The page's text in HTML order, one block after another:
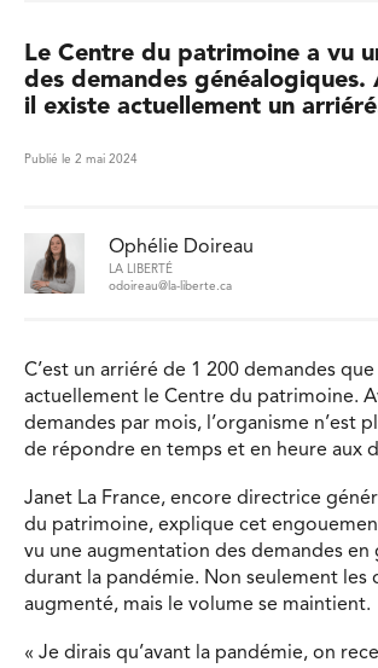
Le Centre du patrimoine a vu
des demandes généalogiques.
il existe actuellement un
Publié le 2 mai 2024
Ophélie Doireau
LA LIBERTÉ
odoireau@la-liberte.ca
C’est un arriéré de 1 200 demandes
actuellement le Centre du patrimoine.
demandes par mois, l’organisme n’est
de répondre en temps et en heure aux
Janet La France, encore directrice
du patrimoine, explique cet
vu une augmentation des demandes en
durant la pandémie. Non seulement les
augmenté, mais le volume se maintient.
« Je dirais qu’avant la pandémie, on